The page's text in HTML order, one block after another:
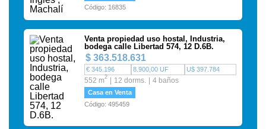
Código: 16835
Venta propiedad uso hostal, Industria,
bodega calle Libertad 574, 12 D.6B.
$ 363.518.631
€ 345.196 8.900,00 UF U$ 397.784
552 m2 12 dorms. 4 baños
Casa en Venta
Código: 495459